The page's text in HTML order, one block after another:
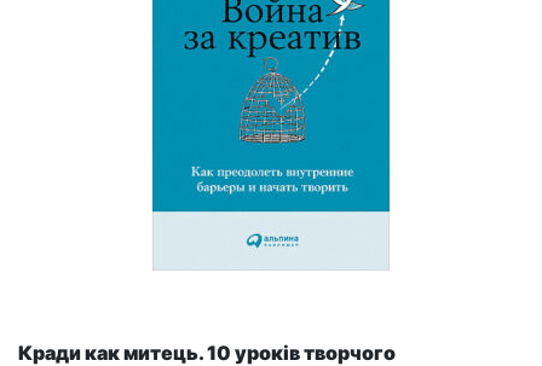
Кради как митець. 10 уроків творчого